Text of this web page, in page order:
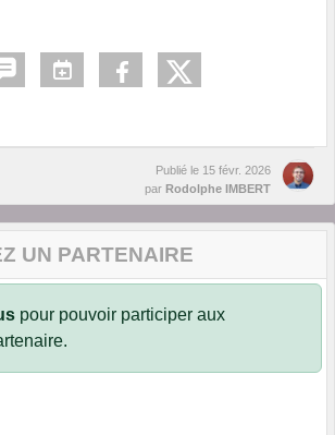
Publié le 15 févr. 2026
par Rodolphe IMBERT
UN PARTENAIRE
pour pouvoir participer aux